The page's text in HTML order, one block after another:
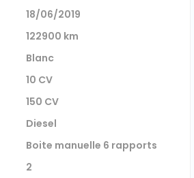
véhicule
utilitaire
18/06/2019
122900 km
Blanc
10 CV
150 CV
Diesel
Boite manuelle 6 rapports
2